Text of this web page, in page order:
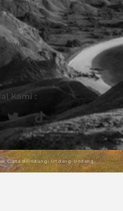
dan PPOB
:
Kami :
Cipta dilindungi Undang-Undang.